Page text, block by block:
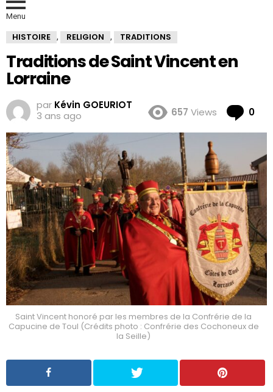
Menu
HISTOIRE , RELIGION , TRADITIONS
Traditions de Saint Vincent en
Lorraine
par Kévin GOEURIOT
3 ans ago
657 Views 0
Saint Vincent honoré par les membres de la Confrérie de la
Capucine de Toul (Crédits photo : Confrérie des Cochoneux de
la Seille)